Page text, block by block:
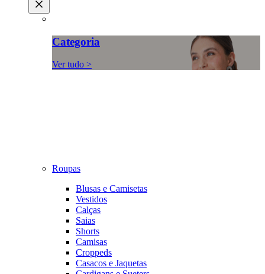
Categoria
Ver tudo >
Roupas
Blusas e Camisetas
Vestidos
Calças
Saias
Shorts
Camisas
Croppeds
Casacos e Jaquetas